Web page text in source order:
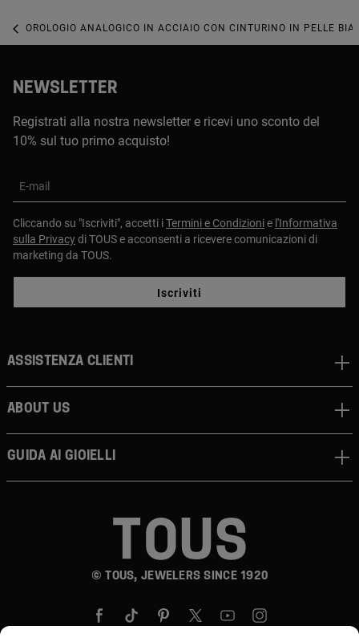
OROLOGIO ANALOGICO IN ACCIAIO CON CINTURINO IN PELLE
NEWSLETTER
Registrati alla nostra newsletter e ricevi uno sconto del
10% sul tuo primo acquisto!
E-mail
Cliccando su "Iscriviti", accetti iTermini e Condizionie l'Informativa
sulla Privacydi TOUS e acconsenti a ricevere comunicazioni di
marketing da TOUS.
Iscriviti
© TOUS, JEWELERS SINCE 1920
Assistenza clienti
About us
Guida ai gioielli